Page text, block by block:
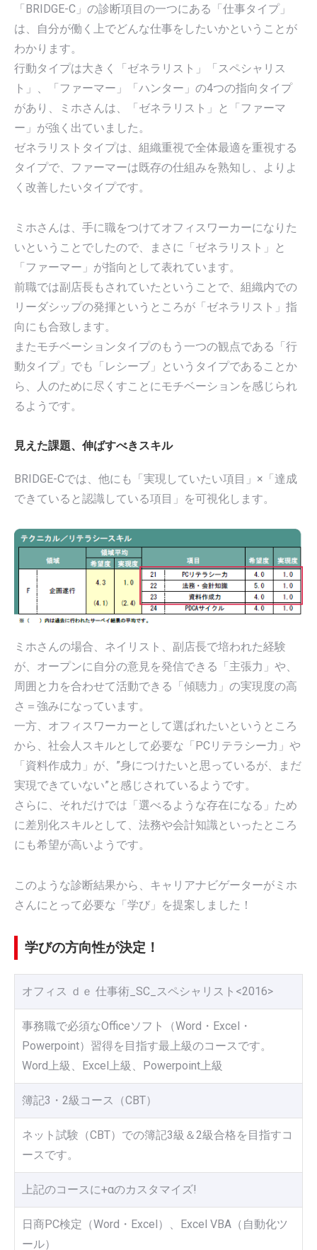
「BRIDGE-C」の診断項目の一つにある「仕事タイプ」
は、自分が働く上でどんな仕事をしたいかということが
わかります。
行動タイプは大きく「ゼネラリスト」「スペシャリス
ト」、「ファーマー」「ハンター」の4つの指向タイプ
があり、ミホさんは、「ゼネラリスト」と「ファーマ
ー」が強く出ていました。
ゼネラリストタイプは、組織重視で全体最適を重視する
タイプで、ファーマーは既存の仕組みを熟知し、よりよ
く改善したいタイプです。
ミホさんは、手に職をつけてオフィスワーカーになりた
いということでしたので、まさに「ゼネラリスト」と
「ファーマー」が指向として表れています。
前職では副店長もされていたということで、組織内での
リーダシップの発揮というところが「ゼネラリスト」指
向にも合致します。
またモチベーションタイプのもう一つの観点である「行
動タイプ」でも「レシーブ」というタイプであることか
ら、人のために尽くすことにモチベーションを感じられ
るようです。
見えた課題、伸ばすべきスキル
BRIDGE-Cでは、他にも「実現していたい項目」×「達成
できていると認識している項目」を可視化します。
ミホさんの場合、ネイリスト、副店長で培われた経験
が、オープンに自分の意見を発信できる「主張力」や、
周囲と力を合わせて活動できる「傾聴力」の実現度の高
さ＝強みになっています。
一方、オフィスワーカーとして選ばれたいというところ
から、社会人スキルとして必要な「PCリテラシー力」や
「資料作成力」が、”身につけたいと思っているが、まだ
実現できていない”と感じされているようです。
さらに、それだけでは「選べるような存在になる」ため
に差別化スキルとして、法務や会計知識といったところ
にも希望が高いようです。
このような診断結果から、キャリアナビゲーターがミホ
さんにとって必要な「学び」を提案しました！
学びの方向性が決定！
オフィス ｄｅ 仕事術_SC_スペシャリスト<2016>
事務職で必須なOfficeソフト（Word・Excel・
Powerpoint）習得を目指す最上級のコースです。
Word上級、Excel上級、Powerpoint上級
簿記3・2級コース（CBT）
ネット試験（CBT）での簿記3級＆2級合格を目指すコ
ースです。
上記のコースに+αのカスタマイズ!
日商PC検定（Word・Excel）、Excel VBA（自動化ツ
ール）